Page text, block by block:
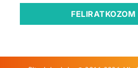
FELIRATKOZOM